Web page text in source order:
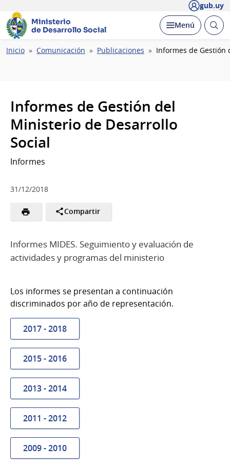
gub.uy
Ministerio
de Desarrollo Social
Desplegar
Menú Abrir
Ruta
Inicio Comunicación Publicaciones Informes de Gestión
Informes de Gestión del
Ministerio de Desarrollo
Social
Informes
31/12/2018
Compartir
Informes MIDES. Seguimiento y evaluación de
actividades y programas del ministerio
Los informes se presentan a continuación
discriminados por año de representación.
2017 - 2018
2015 - 2016
2013 - 2014
2011 - 2012
2009 - 2010